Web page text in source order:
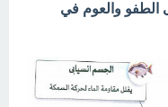
الطفو والعوم في